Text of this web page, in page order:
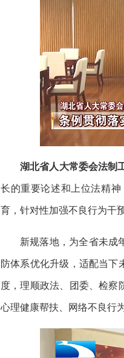
湖北省人大常委会法制
长的重要论述和上位法精
育，针对性加强不良行为干
新规落地，为全省未成
防体系优化升级，适配当下
度，理顺政法、团委、检察
心理健康帮扶、网络不良行